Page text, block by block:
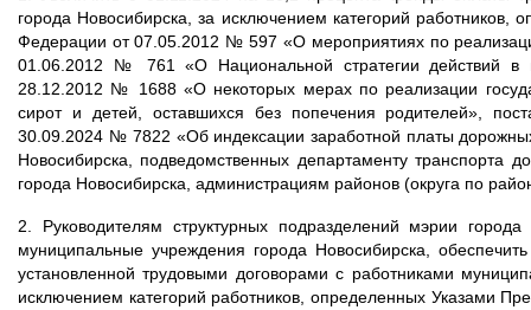
города Новосибирска, за исключением категорий работников,
Федерации от 07.05.2012 № 597 «О мероприятиях по
01.06.2012 № 761 «О Национальной стратегии действий
28.12.2012 № 1688 «О некоторых мерах по реализации
сирот и детей, оставшихся без попечения родителей»,
30.09.2024 № 7822 «Об индексации заработной платы
Новосибирска, подведомственных департаменту транспорта
города Новосибирска, администрациям районов (округа по
2. Руководителям структурных подразделений мэрии
муниципальные учреждения города Новосибирска,
установленной трудовыми договорами с работниками
исключением категорий работников, определенных Указами